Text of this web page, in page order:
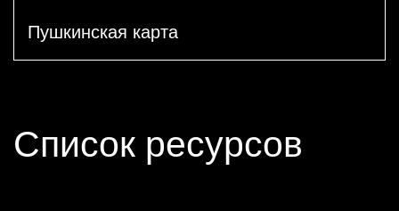
Пушкинская карта
Список ресурсов